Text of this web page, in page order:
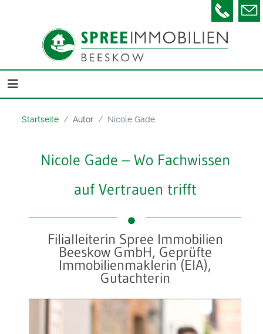
Telefon
Startseite Autor Nicole Gade
Nicole Gade – Wo Fachwissen
auf Vertrauen trifft
Filialleiterin Spree Immobilien
Beeskow GmbH, Geprüfte
Immobilienmaklerin (EIA),
Gutachterin